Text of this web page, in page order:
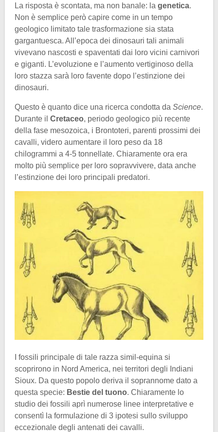
La risposta è scontata, ma non banale: la genetica.
Non è semplice però capire come in un tempo
geologico limitato tale trasformazione sia stata
gargantuesca. All’epoca dei dinosauri tali animali
vivevano nascosti e spaventati dai loro vicini carnivori
e giganti. L’evoluzione e l’aumento vertiginoso della
loro stazza sarà loro favente dopo l’estinzione dei
dinosauri.
Questo è quanto dice una ricerca condotta da Science.
Durante il Cretaceo, periodo geologico più recente
della fase mesozoica, i Brontoteri, parenti prossimi dei
cavalli, videro aumentare il loro peso da 18
chilogrammi a 4-5 tonnellate. Chiaramente ora era
molto più semplice per loro sopravvivere, data anche
l’estinzione dei loro principali predatori.
I fossili principale di tale razza simil-equina si
scoprirono in Nord America, nei territori degli Indiani
Sioux. Da questo popolo deriva il soprannome dato a
questa specie: Bestie del tuono. Chiaramente lo
studio dei fossili aprì numerose linee interpretative e
consentì la formulazione di 3 ipotesi sullo sviluppo
eccezionale degli antenati dei cavalli.